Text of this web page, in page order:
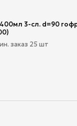
3-сл. d=90
заказ 25 шт